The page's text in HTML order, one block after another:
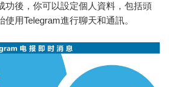
功後，你可以設定個人資料，包括頭
用Telegram進行聊天和通訊。